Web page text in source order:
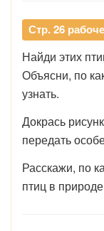
Стр. 26
Найди этих
Объясни, по
узнать.
Докрась
передать
Расскажи, по
птиц в